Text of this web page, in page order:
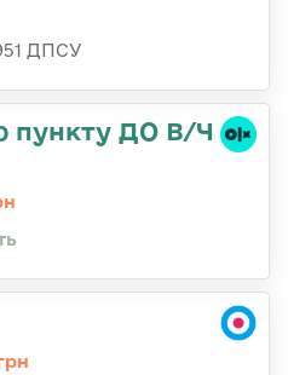
ДПСУ
пункту ДО В/Ч